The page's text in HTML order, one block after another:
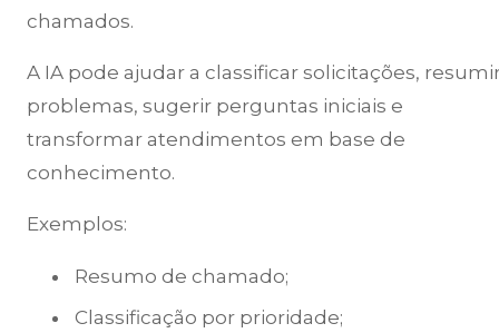
chamados.
A IA pode ajudar a classificar solicitações,
problemas, sugerir perguntas iniciais e
transformar atendimentos em base de
conhecimento.
Exemplos:
Resumo de chamado;
Classificação por prioridade;